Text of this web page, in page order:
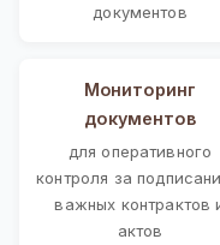
документов
Мониторинг
документов
для оперативного
контроля за
важных контрактов
актов